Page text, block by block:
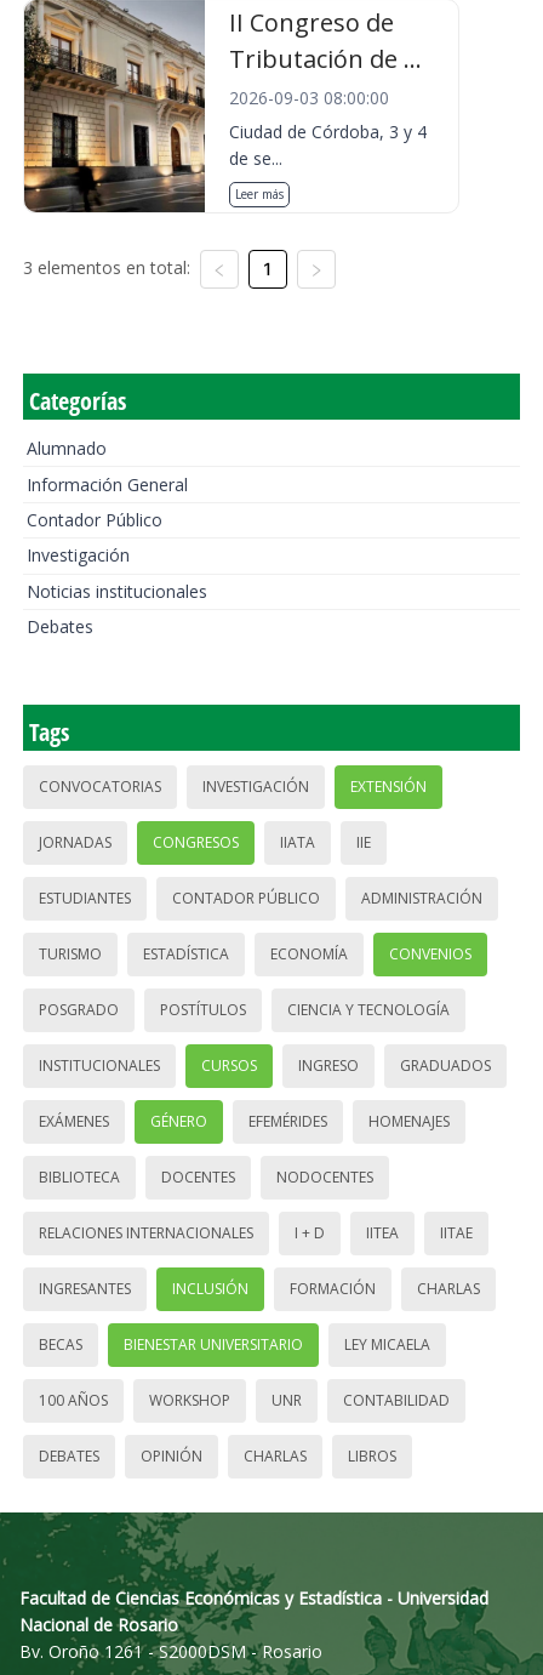
II Congreso de
Tributación de ...
2026-09-03 08:00:00
Ciudad de Córdoba, 3 y 4
de se...
Leer más
3 elementos en total: 1
Categorías
Alumnado
Información General
Contador Público
Investigación
Noticias institucionales
Debates
Tags
CONVOCATORIAS INVESTIGACIÓN EXTENSIÓN
JORNADAS CONGRESOS IIATA IIE
ESTUDIANTES CONTADOR PÚBLICO ADMINISTRACIÓN
TURISMO ESTADÍSTICA ECONOMÍA CONVENIOS
POSGRADO POSTÍTULOS CIENCIA Y TECNOLOGÍA
INSTITUCIONALES CURSOS INGRESO GRADUADOS
EXÁMENES GÉNERO EFEMÉRIDES HOMENAJES
BIBLIOTECA DOCENTES NODOCENTES
RELACIONES INTERNACIONALES I + D IITEA IITAE
INGRESANTES INCLUSIÓN FORMACIÓN CHARLAS
BECAS BIENESTAR UNIVERSITARIO LEY MICAELA
100 AÑOS WORKSHOP UNR CONTABILIDAD
DEBATES OPINIÓN CHARLAS LIBROS
Facultad de Ciencias Económicas y Estadística - Universidad
Nacional de Rosario
Bv. Oroño 1261 - S2000DSM - Rosario